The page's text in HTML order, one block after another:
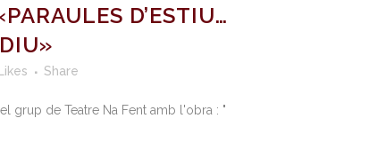
D’ESTIU…
Likes Share
grup de Teatre Na Fent amb l'obra : "